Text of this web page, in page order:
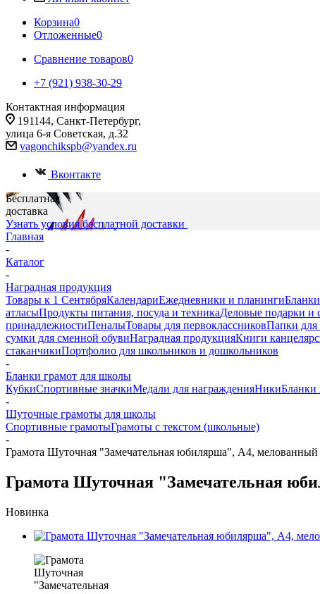
Корзина0
Отложенные0
Сравнение товаров0
+7 (921) 938-30-29
Контактная информация
191144, Санкт-Петербург,
улица 6-я Советская, д.32
vagonchikspb@yandex.ru
Вконтакте
Бесплатная
доставка
Узнать условия бесплатной доставки
Главная
-
Каталог
-
Наградная продукция
Товары к 1 СентябряКалендариЕжедневники и планинги
атласыПродукты питания, посуда и техникаДеловые подарки и
принадлежностиПеналыТовары для первоклассниковПапки для
сумки для сменной обувиНаградная продукцияКниги
стаканчикиПортфолио для школьников и дошкольников
-
Бланки грамот для школы
КубкиСпортивные значкиМедали для награжденияНикиБланки
-
Шуточные грамоты для школы
Спортивные грамотыГрамоты с текстом (школьные)
-
Грамота Шуточная "Замечательная юбилярша", А4,
Грамота Шуточная "Замечательная
Новинка